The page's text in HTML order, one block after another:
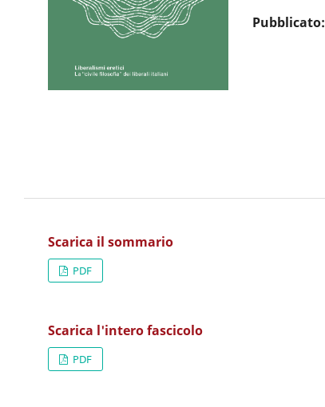
Pubblicato:
Scarica il sommario
PDF
Scarica l'intero fascicolo
PDF